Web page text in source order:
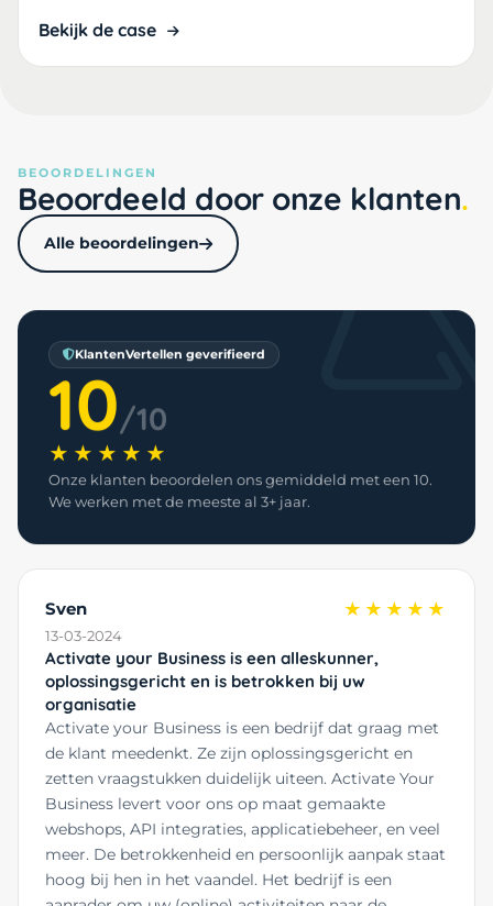
Bekijk de case
BEOORDELINGEN
Beoordeeld door onze klanten
Alle beoordelingen
KlantenVertellen geverifieerd
10/10
★★★★★
Onze klanten beoordelen ons gemiddeld met een 10.
We werken met de meeste al 3+ jaar.
Sven
13-03-2024
★★★★★
Activate your Business is een alleskunner,
oplossingsgericht en is betrokken bij uw
organisatie
Activate your Business is een bedrijf dat graag met
de klant meedenkt. Ze zijn oplossingsgericht en
zetten vraagstukken duidelijk uiteen. Activate Your
Business levert voor ons op maat gemaakte
webshops, API integraties, applicatiebeheer, en veel
meer. De betrokkenheid en persoonlijk aanpak staat
hoog bij hen in het vaandel. Het bedrijf is een